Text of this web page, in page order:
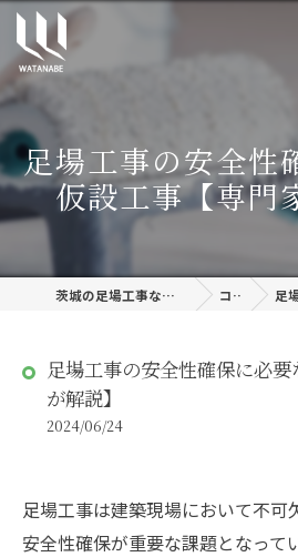
足場工事の安全性
仮設工事【専門
茨城の足場工事なら株式会社渡邊建設 コラム 足場
足場工事の安全性確保に必
が解説】
2024/06/24
足場工事は建築現場において不可
安全性確保が重要な課題となって